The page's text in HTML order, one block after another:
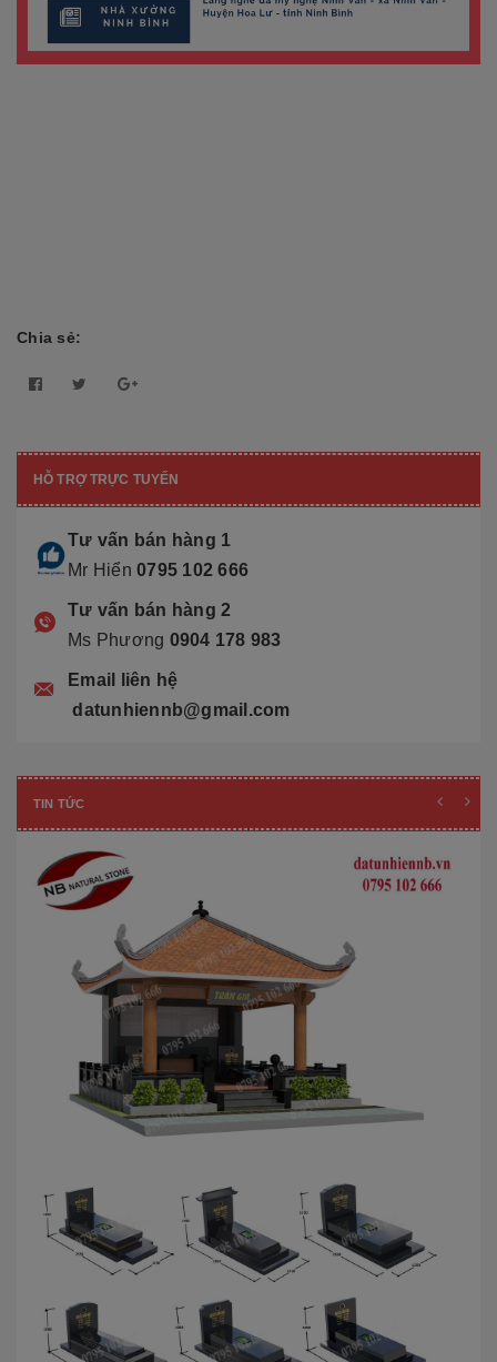
Chia sẻ:
HỖ TRỢ TRỰC TUYẾN
Tư vấn bán hàng 1
Mr Hiển 0795 102 666
Tư vấn bán hàng 2
Ms Phương 0904 178 983
Email liên hệ
datunhiennb@gmail.com
TIN TỨC